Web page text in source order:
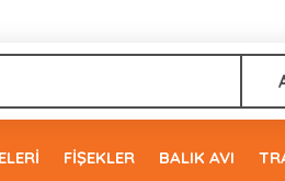
FİŞEKLER BALIK AVI